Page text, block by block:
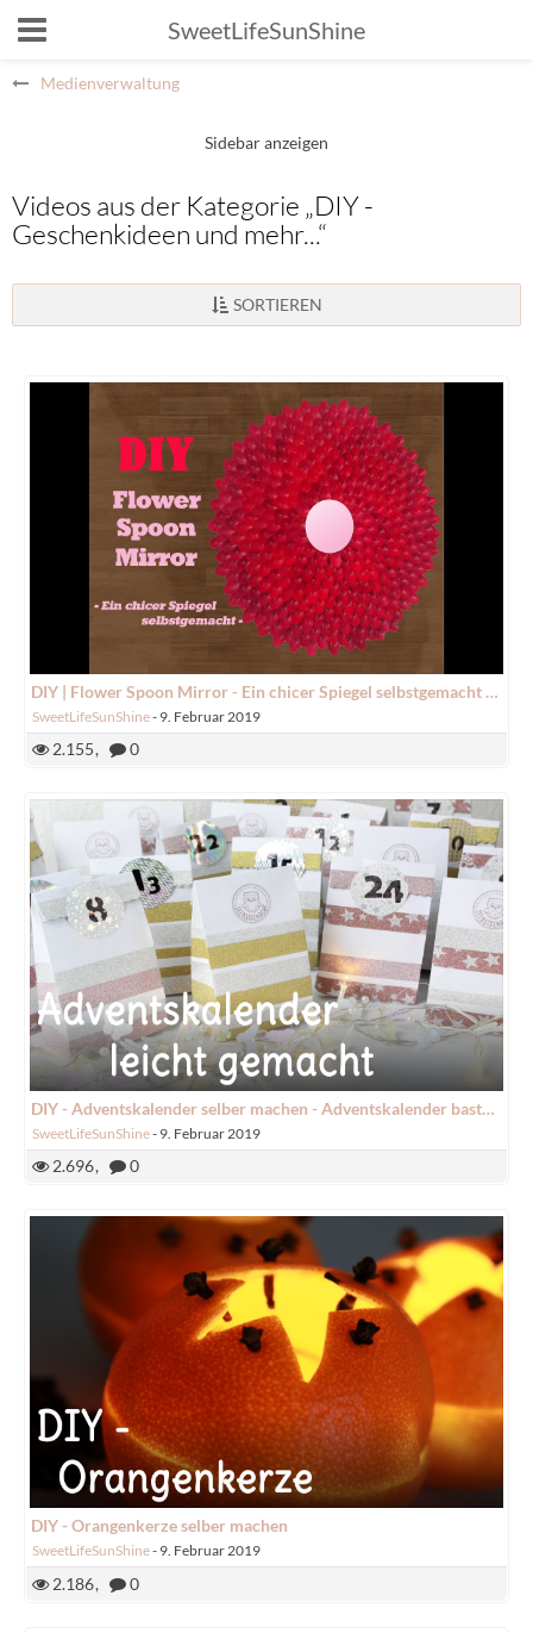
SweetLifeSunShine
Medienverwaltung
Videos aus der Kategorie „DIY -
Geschenkideen und mehr...“
SORTIEREN
DIY | Flower Spoon Mirror - Ein chicer Spiegel selbstgemacht | SweetLifeSunShine
SweetLifeSunShine- 9. Februar 2019
2.155 0
DIY - Adventskalender selber machen - Adventskalender basteln
SweetLifeSunShine- 9. Februar 2019
2.696 0
DIY - Orangenkerze selber machen
SweetLifeSunShine- 9. Februar 2019
2.186 0